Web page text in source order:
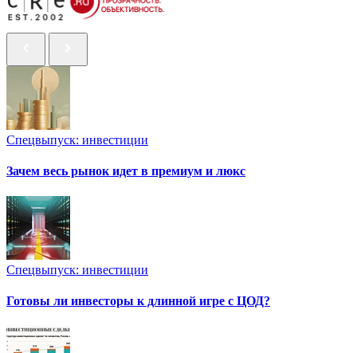
Спецвыпуск: инвестиции
Зачем весь рынок идет в премиум и люкс
Спецвыпуск: инвестиции
Готовы ли инвесторы к длинной игре с ЦОД?